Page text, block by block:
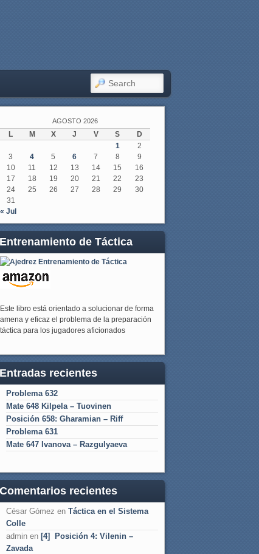
SEARCH
AGOSTO 2026
L M X J V S
D
1
2
3
4 5 6 7 8
9
10
11 12 13 14 15
16
17
18 19 20 21 22
23
24
25 26 27 28 29
30
31
« Jul
Entrenamiento de Táctica
Este libro está orientado a solucionar de forma
amena y eficaz el problema de la preparación
táctica para los jugadores aficionados
Entradas recientes
Problema 632
Mate 648 Kilpela – Tuovinen
Posición 658: Gharamian – Riff
Problema 631
Mate 647 Ivanova – Razgulyaeva
Comentarios recientes
César Gómez en Táctica en el Sistema
Colle
admin en [4] Posición 4: Vilenin –
Zavada